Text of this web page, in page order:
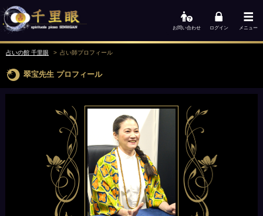
お問い合わせ ログイン メニュー
占いの館 千里眼 占い師プロフィール
翠宝先生 プロフィール